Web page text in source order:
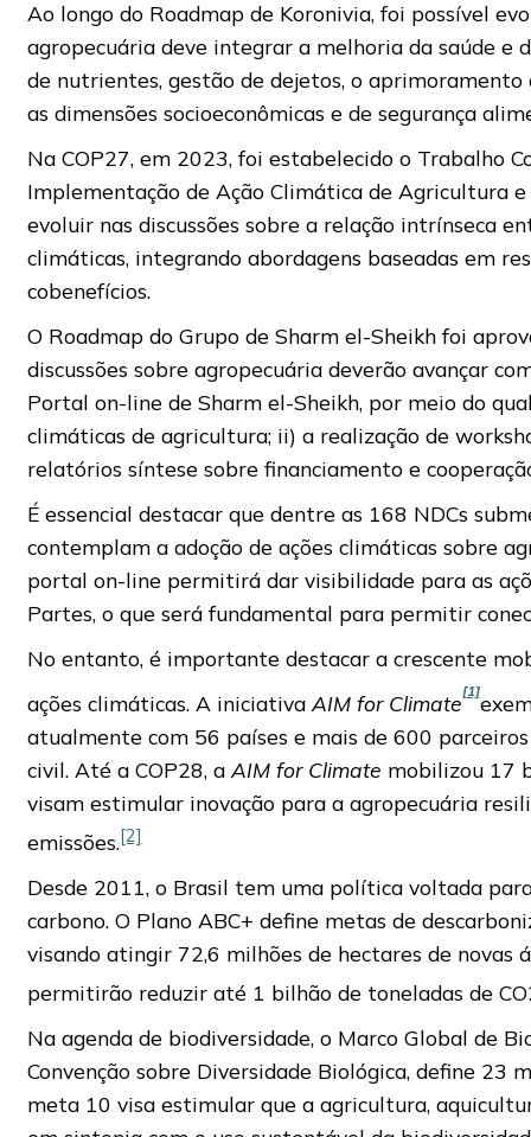
Ao longo do Roadmap de Koronivia, foi possível
agropecuária deve integrar a melhoria da saúde e
de nutrientes, gestão de dejetos, o aprimoramento
as dimensões socioeconômicas e de segurança
Na COP27, em 2023, foi estabelecido o Trabalho
Implementação de Ação Climática de Agricultura
evoluir nas discussões sobre a relação intrínseca
climáticas, integrando abordagens baseadas em
cobenefícios.
O Roadmap do Grupo de Sharm el-Sheikh foi
discussões sobre agropecuária deverão avançar
Portal on-line de Sharm el-Sheikh, por meio do
climáticas de agricultura; ii) a realização de
relatórios síntese sobre financiamento e
É essencial destacar que dentre as 168 NDCs
contemplam a adoção de ações climáticas sobre
portal on-line permitirá dar visibilidade para as
Partes, o que será fundamental para permitir
No entanto, é importante destacar a crescente
ações climáticas. A iniciativa AIM for Climate[1]
atualmente com 56 países e mais de 600
civil. Até a COP28, a AIM for Climate mobilizou 17
visam estimular inovação para a agropecuária
emissões.[2]
Desde 2011, o Brasil tem uma política voltada
carbono. O Plano ABC+ define metas de
visando atingir 72,6 milhões de hectares de novas
permitirão reduzir até 1 bilhão de toneladas de
Na agenda de biodiversidade, o Marco Global de
Convenção sobre Diversidade Biológica, define 23
meta 10 visa estimular que a agricultura,